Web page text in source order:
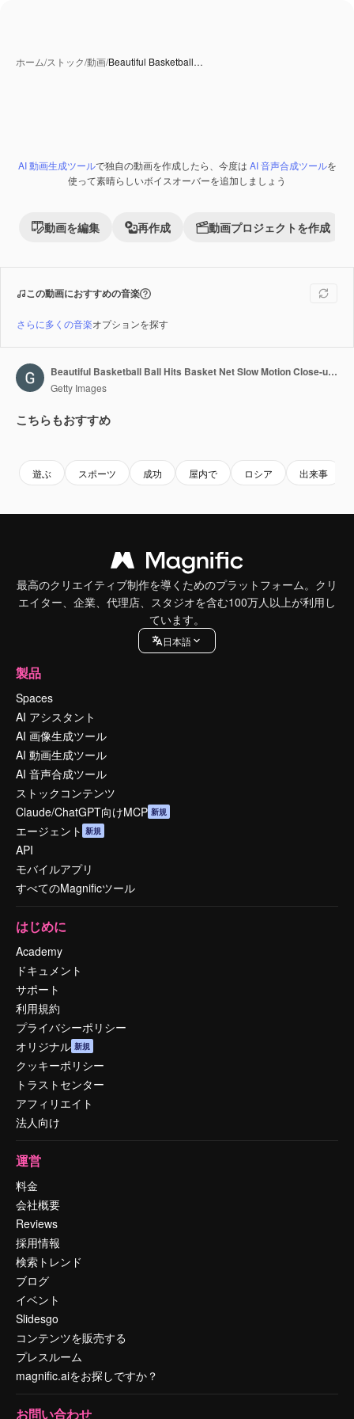
ホーム/ストック/動画/Beautiful Basketball…
Premium
AI 動画生成ツールで独自の動画を作成したら、今度は AI 音声合成ツールを
使って素晴らしいボイスオーバーを追加しましょう
動画を編集 再作成 動画プロジェクトを作成
この動画におすすめの音楽
さらに多くの音楽オプションを探す
Beautiful Basketball Ball Hits Basket Net Slow Motion Close-up. Ball Flies Spinning into Basketball Hoop Black Background and Green Screen. Sport Concept. 3d Animation Alpha Matte 4k UHD 3840x2160.
Getty Images
こちらもおすすめ
遊ぶ スポーツ 成功 屋内で ロシア 出来事
最高のクリエイティブ制作を導くためのプラットフォーム。クリ
エイター、企業、代理店、スタジオを含む100万人以上が利用し
ています。
日本語
製品
Spaces
AI アシスタント
AI 画像生成ツール
AI 動画生成ツール
AI 音声合成ツール
ストックコンテンツ
Claude/ChatGPT向けMCP 新規
エージェント 新規
API
モバイルアプリ
すべてのMagnificツール
はじめに
Academy
ドキュメント
サポート
利用規約
プライバシーポリシー
オリジナル 新規
クッキーポリシー
トラストセンター
アフィリエイト
法人向け
運営
料金
会社概要
Reviews
採用情報
検索トレンド
ブログ
イベント
Slidesgo
コンテンツを販売する
プレスルーム
magnific.aiをお探しですか？
お問い合わせ